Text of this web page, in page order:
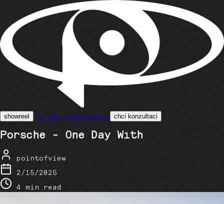
showreel o nás reference chci konzultaci
Porsche - One Day With
pointofview
2/15/2025
4 min read